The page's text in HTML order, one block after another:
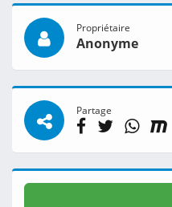
Propriétaire
Anonyme
Partage